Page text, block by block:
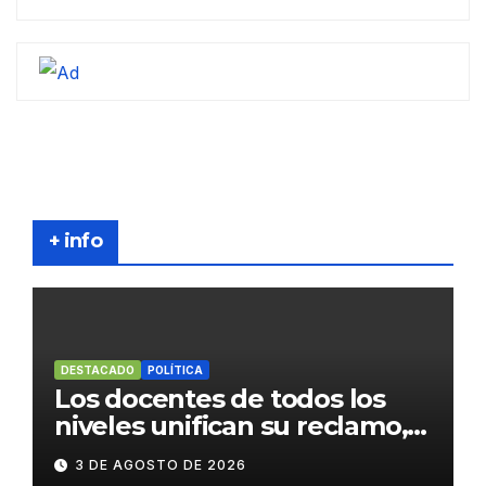
+ info
DESTACADO POLÍTICA
Los docentes de todos los
niveles unifican su reclamo,
paran y se movilizan
3 DE AGOSTO DE 2026